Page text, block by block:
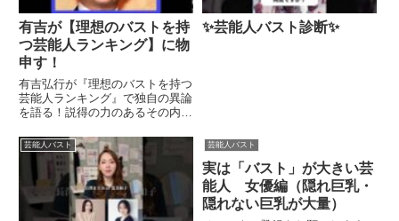
有吉が【理想のバストを持
つ芸能人ランキング】に物
申す！
有吉弘行が『理想のバストを持つ
芸能人ランキング』で独自の異論
を語る！説得の力のあるその内容
連ツイート
✨芸能人バスト診断✨
芸能人バスト 芸能人バスト
実は「バスト」が大きい芸
能人 女優編（隠れ巨乳・
隠れない巨乳が大量）